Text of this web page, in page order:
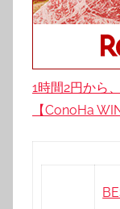
1時間2円から
【ConoHa